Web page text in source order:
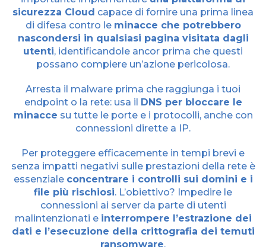
sicurezza Cloud capace di fornire una prima linea
di difesa contro le minacce che potrebbero
nascondersi in qualsiasi pagina visitata dagli
utenti, identificandole ancor prima che questi
possano compiere un’azione pericolosa.
Arresta il malware prima che raggiunga i tuoi
endpoint o la rete: usa il DNS per bloccare le
minacce su tutte le porte e i protocolli, anche con
connessioni dirette a IP.
Per proteggere efficacemente in tempi brevi e
senza impatti negativi sulle prestazioni della rete è
essenziale concentrare i controlli sui domini e i
file più rischiosi. L’obiettivo? Impedire le
connessioni ai server da parte di utenti
malintenzionati e interrompere l’estrazione dei
dati e l’esecuzione della crittografia dei temuti
ransomware.